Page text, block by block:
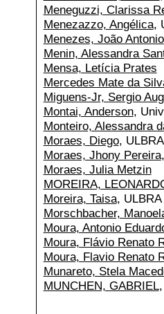
Meneguzzi, Clarissa
Menezazzo, Angélica,
Menezes, João Antonio
Menin, Alessandra
Mensa, Letícia Prates
Mercedes Mate da
Miguens-Jr, Sergio
Montai, Anderson,
Monteiro, Alessandra
Moraes, Diego,
Moraes, Jhony Pereira
Moraes, Julia Metzin
MOREIRA,
Moreira, Taisa,
Morschbacher,
Moura, Antonio
Moura, Flávio Renato
Moura, Flavio Renato
Munareto, Stela
MUNCHEN, GABRIEL